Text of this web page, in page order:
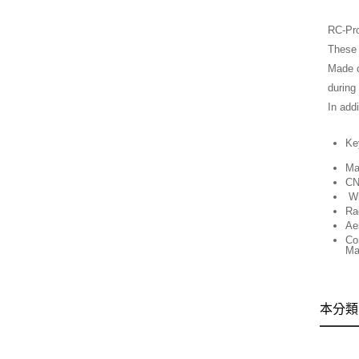
RC-
Made
during
In
本分